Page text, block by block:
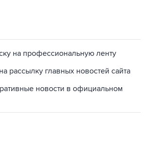
на профессиональную ленту
рассылку главных новостей сайта
новости в официальном